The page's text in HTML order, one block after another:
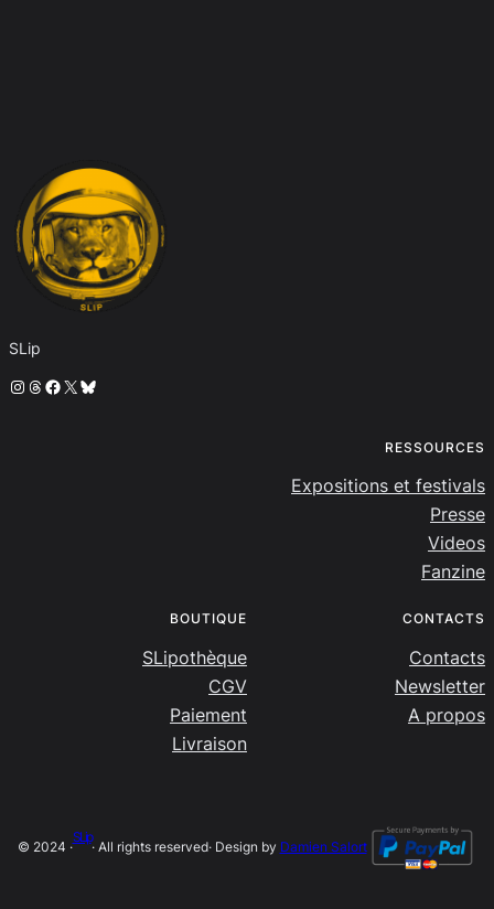
SLip
Instagram
Threads
Facebook
X Bluesky
RESSOURCES
Expositions et festivals
Presse
Videos
Fanzine
BOUTIQUE
SLipothèque
CGV
Paiement
Livraison
CONTACTS
Contacts
Newsletter
A propos
© 2024 ·
SLip
· All rights reserved· Design by Damien Salort